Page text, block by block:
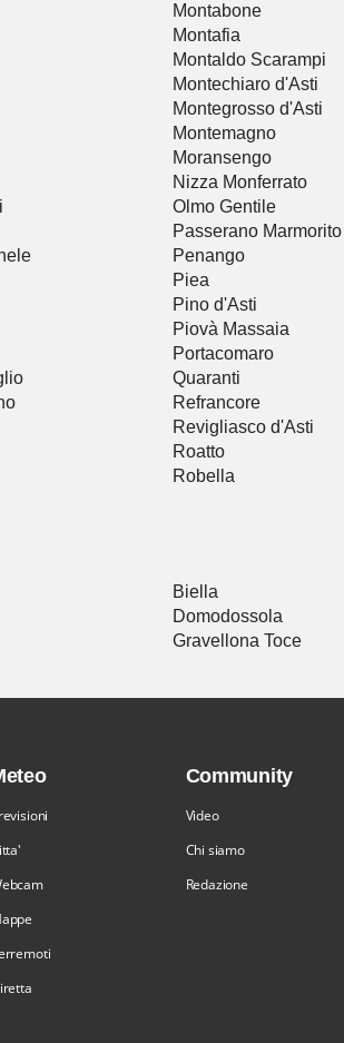
Montabone
Montafia
Montaldo Scarampi
Montechiaro d'Asti
Montegrosso d'Asti
Montemagno
Moransengo
Nizza Monferrato
Olmo Gentile
Passerano Marmorito
Penango
Piea
Pino d'Asti
Piovà Massaia
Portacomaro
Quaranti
Refrancore
Revigliasco d'Asti
Roatto
Robella
Biella
Domodossola
Gravellona Toce
Community
Video
Chi siamo
Redazione